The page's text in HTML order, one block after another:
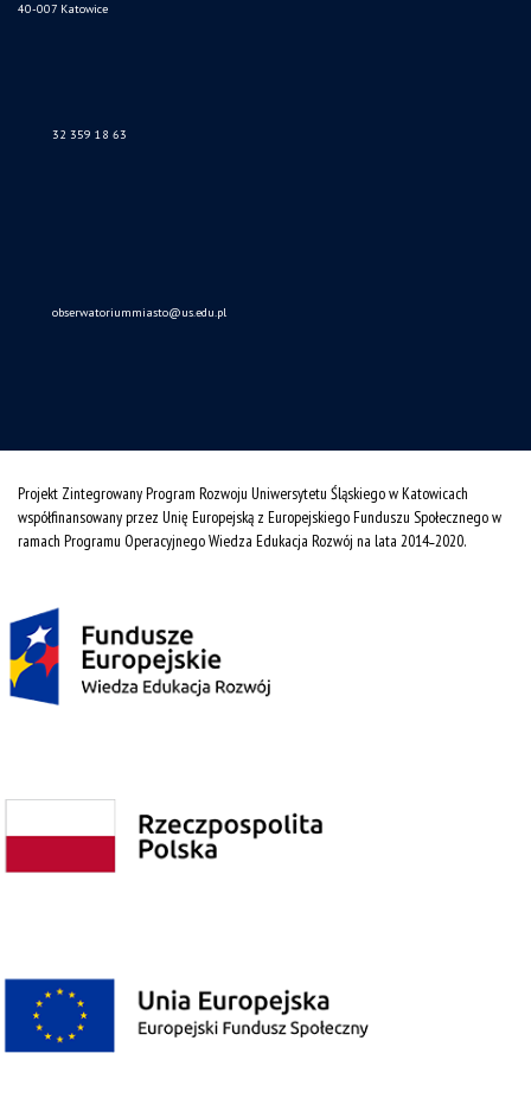
40-007 Katowice
32 359 18 63
obserwatoriummiasto@us.edu.pl
Projekt Zintegrowany Program Rozwoju Uniwersytetu Śląskiego w Katowicach
współfinansowany przez Unię Europejską z Europejskiego Funduszu Społecznego w
ramach Programu Operacyjnego Wiedza Edukacja Rozwój na lata 2014˗2020.